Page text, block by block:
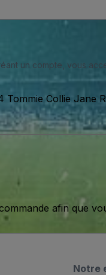
un compte, vous
Tommie Collie Jane
afin que
Notre